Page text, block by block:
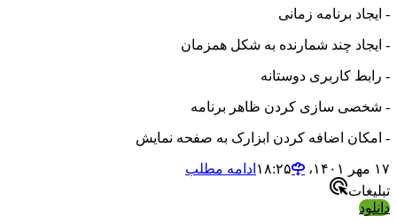
- ایجاد برنامه زمانی
- ایجاد چند شمارنده به شکل همزمان
- رابط کاربری دوستانه
- شخصی سازی کردن ظاهر برنامه
- امکان اضافه کردن ابزارک به صفحه نمایش
۱۷ مهر ۱۴۰۱،‏ ۱۸:۲۵
ادامه مطلب
تبلیغات
دانلود